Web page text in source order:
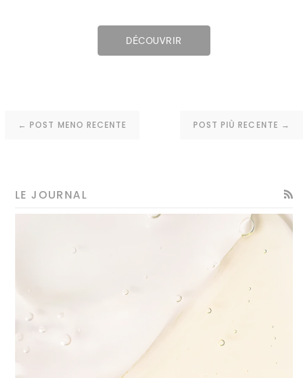
DÉCOUVRIR
← POST MENO RECENTE POST PIÙ RECENTE →
LE JOURNAL